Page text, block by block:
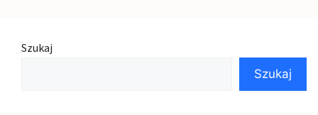
Szukaj
Szukaj